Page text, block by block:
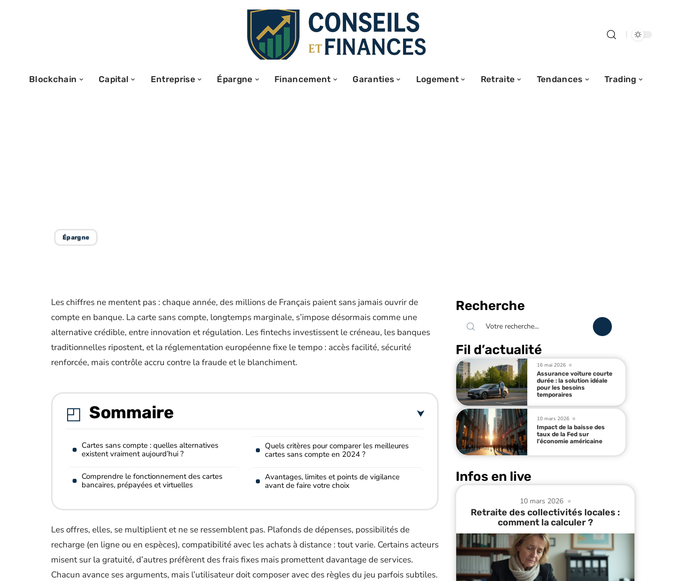
Blockchain Capital Entreprise Épargne Financement Garanties Logement Retraite Tendances Trading
Épargne
Les chiffres ne mentent pas : chaque année, des millions de Français paient sans jamais ouvrir de
compte en banque. La carte sans compte, longtemps marginale, s’impose désormais comme une
alternative crédible, entre innovation et régulation. Les fintechs investissent le créneau, les banques
traditionnelles ripostent, et la réglementation européenne fixe le tempo : accès facilité, sécurité
renforcée, mais contrôle accru contre la fraude et le blanchiment.
Sommaire
Cartes sans compte : quelles alternatives
existent vraiment aujourd’hui ?
Comprendre le fonctionnement des cartes
bancaires, prépayées et virtuelles
Quels critères pour comparer les meilleures
cartes sans compte en 2024 ?
Avantages, limites et points de vigilance
avant de faire votre choix
Les offres, elles, se multiplient et ne se ressemblent pas. Plafonds de dépenses, possibilités de
recharge (en ligne ou en espèces), compatibilité avec les achats à distance : tout varie. Certains acteurs
misent sur la gratuité, d’autres préfèrent des frais fixes mais promettent davantage de services.
Chacun avance ses arguments, mais l’utilisateur doit composer avec des règles du jeu parfois subtiles.
Recherche
Fil d’actualité
16 mai 2026
Assurance voiture courte
durée : la solution idéale
pour les besoins
temporaires
10 mars 2026
Impact de la baisse des
taux de la Fed sur
l’économie américaine
Infos en live
10 mars 2026
Retraite des collectivités locales :
comment la calculer ?